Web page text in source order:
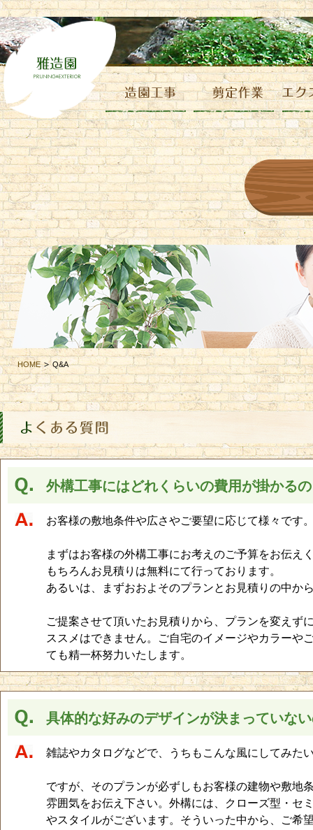
HOME Q&A
外構工事にはどれくらいの費用が掛かる
お客様の敷地条件や広さやご要望に応じて様々です
まずはお客様の外構工事にお考えのご予算をお伝え
もちろんお見積りは無料にて行っております。
あるいは、まずおおよそのプランとお見積りの中か
ご提案させて頂いたお見積りから、プランを変えず
ススメはできません。ご自宅のイメージやカラーや
ても精一杯努力いたします。
具体的な好みのデザインが決まっていな
雑誌やカタログなどで、うちもこんな風にしてみた
ですが、そのプランが必ずしもお客様の建物や敷地
雰囲気をお伝え下さい。外構には、クローズ型・セ
やスタイルがございます。そういった中から、ご希